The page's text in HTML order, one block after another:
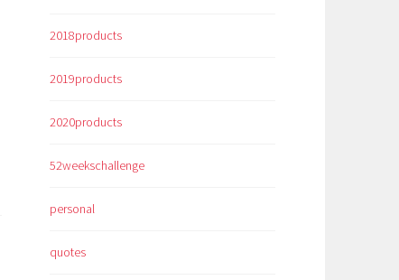
2018products
2019products
2020products
52weekschallenge
personal
quotes